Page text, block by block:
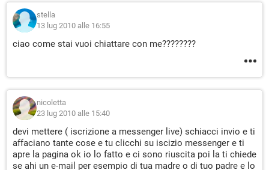
stella
13 lug 2010 alle 16:55
ciao come stai vuoi chiattare con me????????
nicoletta
23 lug 2010 alle 15:40
devi mettere ( iscrizione a messenger live) schiacci invio e ti
affaciano tante cose e tu clicchi su iscizio messenger e ti
apre la pagina ok io lo fatto e ci sono riuscita poi la ti chiede
se ahi un e-mail per esempio di tua madre o di tuo padre e lo